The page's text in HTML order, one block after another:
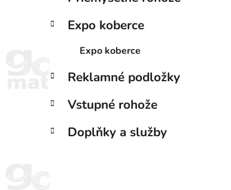
Expo koberce
Expo koberce
Reklamné podložky
Vstupné rohože
Doplňky a služby